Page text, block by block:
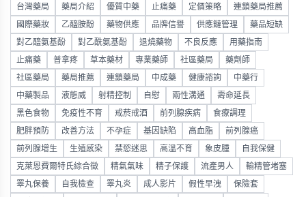
台灣藥局 藥局介紹 優質中藥 止痛藥 定價策略 連鎖藥局推薦
國際藥妝 乙醯胺酚 藥物供應 品牌信譽 供應鏈管理 藥品短缺
對乙醯氨基酚 對乙酰氨基酚 退燒藥物 不良反應 用藥指南
止痛藥 普拿疼 草本藥材 專業藥師 社區藥局 藥劑師
社區藥局 藥局推薦 連鎖藥局 中成藥 健康諮詢 中藥行
中藥製品 液態威 射精控制 自慰 兩性溝通 壽命延長
黑色食物 免疫性不育 戒菸戒酒 前列腺疾病 食療調理
肥胖預防 改善方法 不孕症 基因缺陷 高血脂 前列腺癌
前列腺增生 生殖感染 禁慾迷思 高溫不育 象皮腫 自我保健
克萊恩費爾特氏綜合徵 精氣氣味 精子保護 流產男人 輸精管堵塞
睪丸保養 自我檢查 睪丸炎 成人影片 假性早洩 保險套